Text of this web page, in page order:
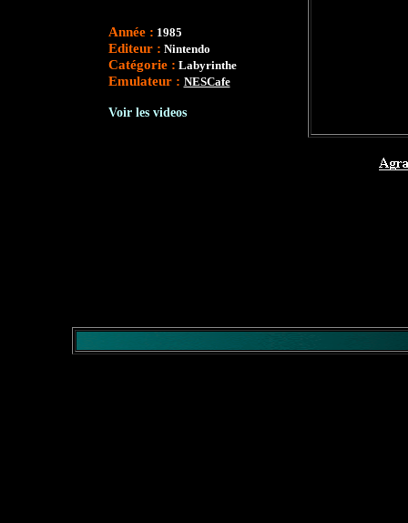
Année : 1985
Editeur : Nintendo
Catégorie : Labyrinthe
Emulateur : NESCafe
Voir les videos